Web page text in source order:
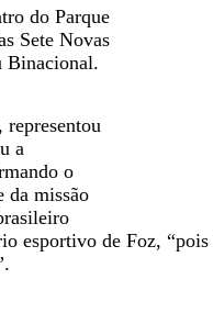
do Parque
Sete Novas
Binacional.
a
o
da missão
esportivo de Foz,